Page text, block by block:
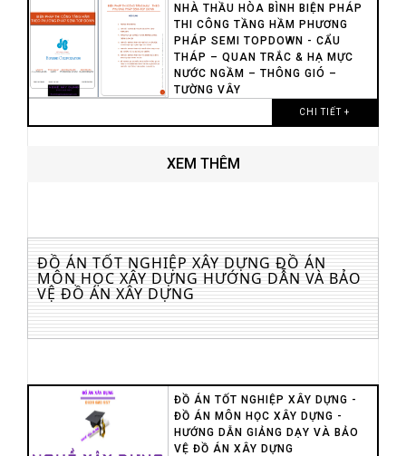
NHÀ THẦU HÒA BÌNH BIỆN PHÁP
THI CÔNG TẦNG HẦM PHƯƠNG
PHÁP SEMI TOPDOWN - CẨU
THÁP – QUAN TRẮC & HẠ MỰC
NƯỚC NGẦM – THÔNG GIÓ –
TƯỜNG VÂY
CHI TIẾT +
XEM THÊM
ĐỒ ÁN TỐT NGHIỆP XÂY DỰNG ĐỒ ÁN
MÔN HỌC XÂY DỰNG HƯỚNG DẪN VÀ BẢO
VỆ ĐỒ ÁN XÂY DỰNG
ĐỒ ÁN TỐT NGHIỆP XÂY DỰNG -
ĐỒ ÁN MÔN HỌC XÂY DỰNG -
HƯỚNG DẪN GIẢNG DẠY VÀ BẢO
VỆ ĐỒ ÁN XÂY DỰNG